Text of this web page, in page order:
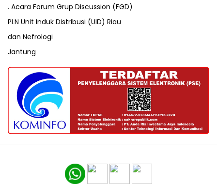
. Acara Forum Grup Discussion (FGD)
PLN Unit Induk Distribusi (UID) Riau
dan Nefrologi
Jantung